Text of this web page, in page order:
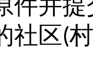
件并
社区 (